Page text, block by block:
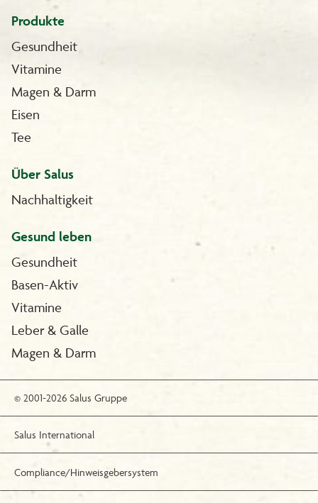
Produkte
Gesundheit
Vitamine
Magen & Darm
Eisen
Tee
Über Salus
Nachhaltigkeit
Gesund leben
Gesundheit
Basen-Aktiv
Vitamine
Leber & Galle
Magen & Darm
© 2001-2026 Salus Gruppe
Salus International
Compliance/Hinweisgebersystem